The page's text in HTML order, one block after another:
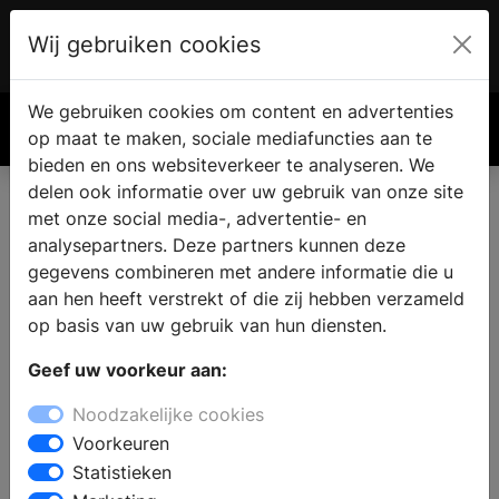
€ 0.00
Wij gebruiken cookies
We gebruiken cookies om content en advertenties
op maat te maken, sociale mediafuncties aan te
bieden en ons websiteverkeer te analyseren. We
delen ook informatie over uw gebruik van onze site
met onze social media-, advertentie- en
analysepartners. Deze partners kunnen deze
gegevens combineren met andere informatie die u
aan hen heeft verstrekt of die zij hebben verzameld
op basis van uw gebruik van hun diensten.
Geef uw voorkeur aan:
Noodzakelijke cookies
Voorkeuren
Statistieken